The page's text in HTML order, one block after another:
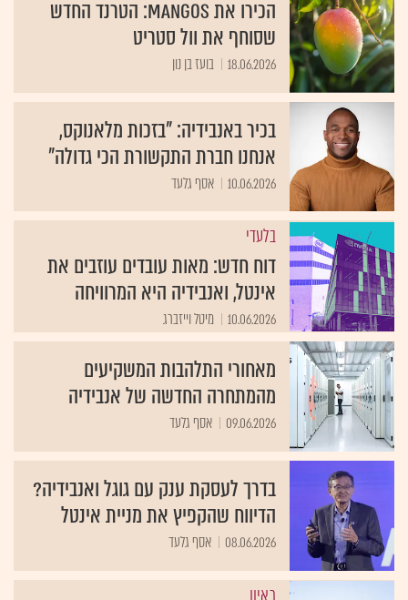
הכירו את MANGOS: הטרנד החדש
שסוחף את וול סטריט
18.06.2026 בועז בן נון
בכיר באנבידיה: "בזכות מלאנוקס,
אנחנו חברת התקשורת הכי גדולה"
10.06.2026 אסף גלעד
בלעדי
דוח חדש: מאות עובדים עוזבים את
אינטל, ואנבידיה היא המרוויחה
10.06.2026 מיטל וייזברג
מאחורי התלהבות המשקיעים
מהמתחרה החדשה של אנבידיה
09.06.2026 אסף גלעד
בדרך לעסקת ענק עם גוגל ואנבידיה?
הדיווח שהקפיץ את מניית אינטל
08.06.2026 אסף גלעד